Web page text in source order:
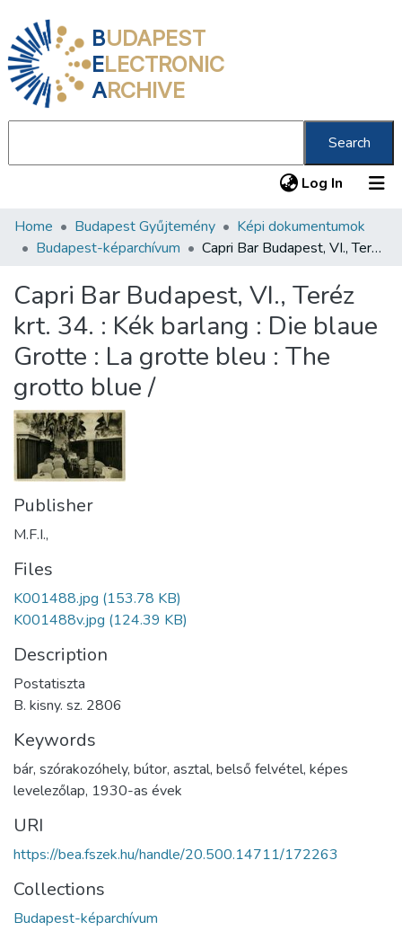
BUDAPEST
ELECTRONIC
ARCHIVE
Search
Log In (current)
Communities & Collections
Statistics
About us
Home Budapest Gyűjtemény
Képi dokumentumok
Budapest-képarchívum
Capri Bar Budapest, VI., Teréz krt. 34. : Kék barlang : Die blaue Grotte : La grotte bleu : The grotto blue /
Capri Bar Budapest, VI., Teréz
krt. 34. : Kék barlang : Die blaue
Grotte : La grotte bleu : The
grotto blue /
Publisher
M.F.I.,
Files
K001488.jpg (153.78 KB)
K001488v.jpg (124.39 KB)
Description
Postatiszta
B. kisny. sz. 2806
Keywords
bár, szórakozóhely, bútor, asztal, belső felvétel, képes
levelezőlap, 1930-as évek
URI
https://bea.fszek.hu/handle/20.500.14711/172263
Collections
Budapest-képarchívum